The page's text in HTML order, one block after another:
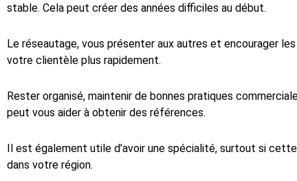
stable. Cela peut créer des années difficiles au début.
Le réseautage, vous présenter aux autres et encourager
votre clientèle plus rapidement.
Rester organisé, maintenir de bonnes pratiques
peut vous aider à obtenir des références.
Il est également utile d’avoir une spécialité, surtout si
dans votre région.